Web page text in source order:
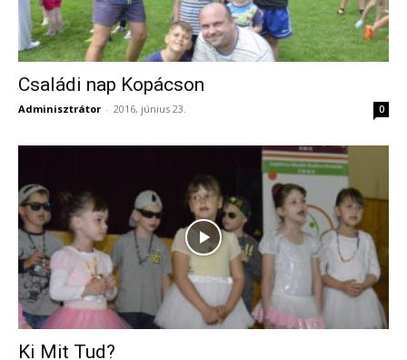
Családi nap Kopácson
Adminisztrátor - 2016, június 23. 0
Ki Mit Tud?